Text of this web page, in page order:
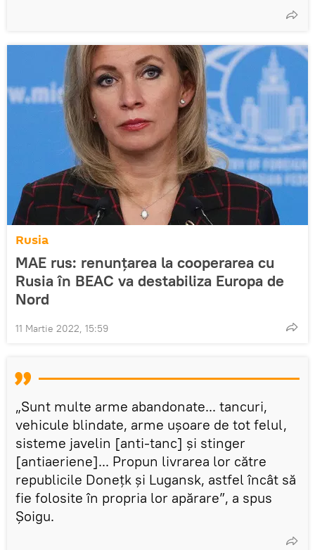
Rusia
MAE rus: renunțarea la cooperarea cu
Rusia în BEAC va destabiliza Europa de
Nord
11 Martie 2022, 15:59
„Sunt multe arme abandonate... tancuri,
vehicule blindate, arme ușoare de tot felul,
sisteme javelin [anti-tanc] și stinger
[antiaeriene]... Propun livrarea lor către
republicile Donețk și Lugansk, astfel încât să
fie folosite în propria lor apărare”, a spus
Şoigu.